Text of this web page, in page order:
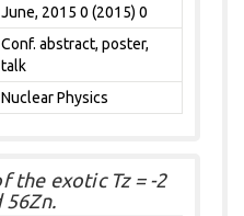
June, 2015 0 (2015) 0
Conf. abstract, poster,
talk
Nuclear Physics
the exotic Tz = -2